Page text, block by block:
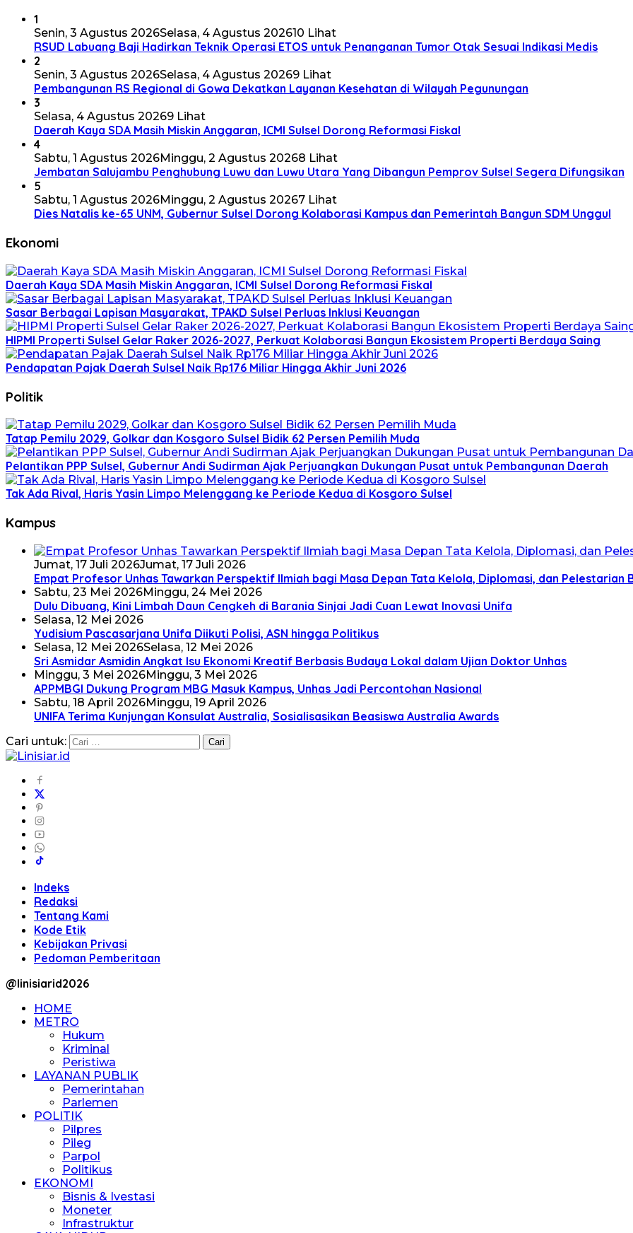
1
Senin, 3 Agustus 2026Selasa, 4 Agustus 202610 Lihat
RSUD Labuang Baji Hadirkan Teknik Operasi ETOS untuk Penanganan Tumor Otak Sesuai Indikasi Medis
2
Senin, 3 Agustus 2026Selasa, 4 Agustus 20269 Lihat
Pembangunan RS Regional di Gowa Dekatkan Layanan Kesehatan di Wilayah Pegunungan
3
Selasa, 4 Agustus 20269 Lihat
Daerah Kaya SDA Masih Miskin Anggaran, ICMI Sulsel Dorong Reformasi Fiskal
4
Sabtu, 1 Agustus 2026Minggu, 2 Agustus 20268 Lihat
Jembatan Salujambu Penghubung Luwu dan Luwu Utara Yang Dibangun Pemprov Sulsel Segera Difungsikan
5
Sabtu, 1 Agustus 2026Minggu, 2 Agustus 20267 Lihat
Dies Natalis ke-65 UNM, Gubernur Sulsel Dorong Kolaborasi Kampus dan Pemerintah Bangun SDM Unggul
Ekonomi
Daerah Kaya SDA Masih Miskin Anggaran, ICMI Sulsel Dorong Reformasi Fiskal
Sasar Berbagai Lapisan Masyarakat, TPAKD Sulsel Perluas Inklusi Keuangan
HIPMI Properti Sulsel Gelar Raker 2026-2027, Perkuat Kolaborasi Bangun Ekosistem Properti Berdaya Saing
Pendapatan Pajak Daerah Sulsel Naik Rp176 Miliar Hingga Akhir Juni 2026
Politik
Tatap Pemilu 2029, Golkar dan Kosgoro Sulsel Bidik 62 Persen Pemilih Muda
Pelantikan PPP Sulsel, Gubernur Andi Sudirman Ajak Perjuangkan Dukungan Pusat untuk Pembangunan Daerah
Tak Ada Rival, Haris Yasin Limpo Melenggang ke Periode Kedua di Kosgoro Sulsel
Kampus
Jumat, 17 Juli 2026Jumat, 17 Juli 2026
Empat Profesor Unhas Tawarkan Perspektif Ilmiah bagi Masa Depan Tata Kelola, Diplomasi, dan Pelestarian
Sabtu, 23 Mei 2026Minggu, 24 Mei 2026
Dulu Dibuang, Kini Limbah Daun Cengkeh di Barania Sinjai Jadi Cuan Lewat Inovasi Unifa
Selasa, 12 Mei 2026
Yudisium Pascasarjana Unifa Diikuti Polisi, ASN hingga Politikus
Selasa, 12 Mei 2026Selasa, 12 Mei 2026
Sri Asmidar Asmidin Angkat Isu Ekonomi Kreatif Berbasis Budaya Lokal dalam Ujian Doktor Unhas
Minggu, 3 Mei 2026Minggu, 3 Mei 2026
APPMBGI Dukung Program MBG Masuk Kampus, Unhas Jadi Percontohan Nasional
Sabtu, 18 April 2026Minggu, 19 April 2026
UNIFA Terima Kunjungan Konsulat Australia, Sosialisasikan Beasiswa Australia Awards
Cari untuk:
Indeks
Redaksi
Tentang Kami
Kode Etik
Kebijakan Privasi
Pedoman Pemberitaan
@linisiarid2026
HOME
METRO
Hukum
Kriminal
Peristiwa
LAYANAN PUBLIK
Pemerintahan
Parlemen
POLITIK
Pilpres
Pileg
Parpol
Politikus
EKONOMI
Bisnis & Ivestasi
Moneter
Infrastruktur